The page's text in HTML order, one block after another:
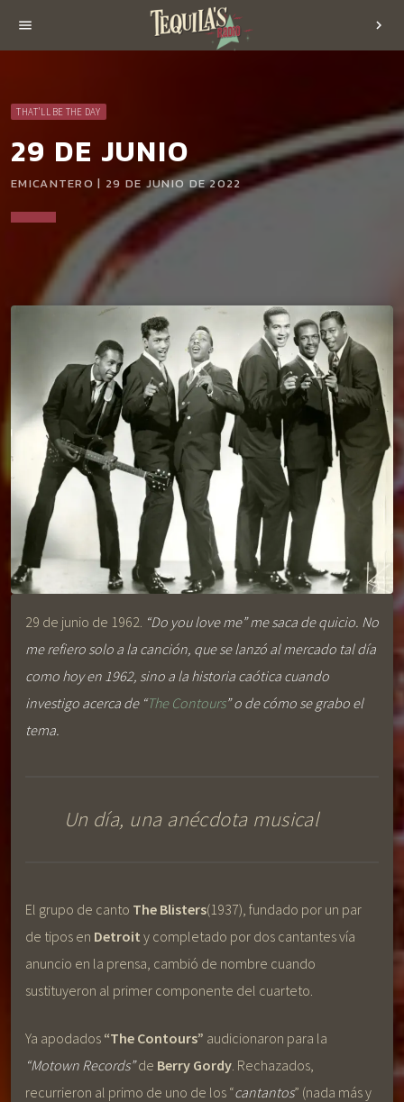
menu chevron_right
THAT'LL BE THE DAY
29 DE JUNIO
EMICANTERO | 29 DE JUNIO DE 2022
29 de junio de 1962. “Do you love me” me saca de quicio. No
me refiero solo a la canción, que se lanzó al mercado tal día
como hoy en 1962, sino a la historia caótica cuando
investigo acerca de “The Contours” o de cómo se grabo el
tema.
Un día, una anécdota musical
El grupo de canto The Blisters(1937), fundado por un par
de tipos en Detroit y completado por dos cantantes vía
anuncio en la prensa, cambió de nombre cuando
sustituyeron al primer componente del cuarteto.
Ya apodados “The Contours” audicionaron para la
“Motown Records”de Berry Gordy . Rechazados,
recurrieron al primo de uno de los “cantantos” (nada más y